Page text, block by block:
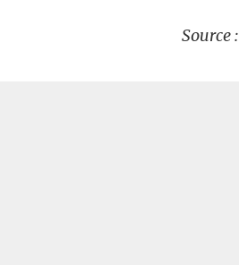
Source :